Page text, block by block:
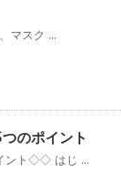
マスク ...
のポイント
ント◇◇ はじ ...